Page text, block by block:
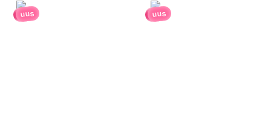
uus uus